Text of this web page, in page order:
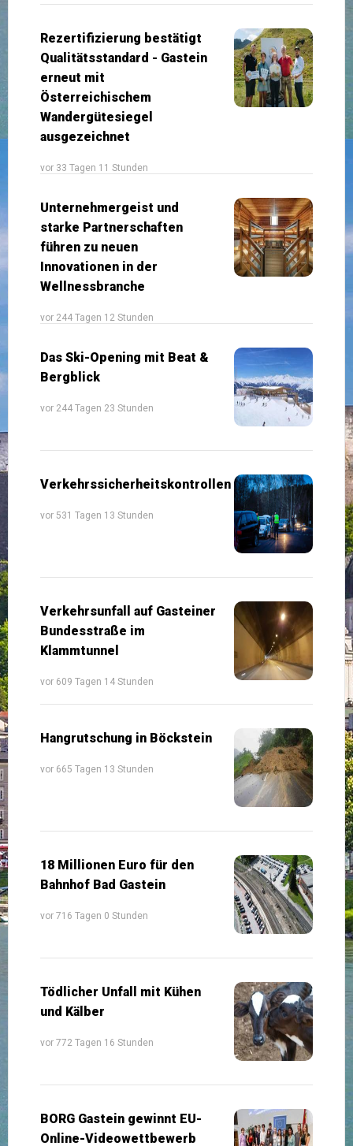
Rezertifizierung bestätigt
Qualitätsstandard - Gastein
erneut mit
Österreichischem
Wandergütesiegel
ausgezeichnet
vor 33 Tagen 11 Stunden
Unternehmergeist und
starke Partnerschaften
führen zu neuen
Innovationen in der
Wellnessbranche
vor 244 Tagen 12 Stunden
Das Ski-Opening mit Beat &
Bergblick
vor 244 Tagen 23 Stunden
Verkehrssicherheitskontrollen
vor 531 Tagen 13 Stunden
Verkehrsunfall auf Gasteiner
Bundesstraße im
Klammtunnel
vor 609 Tagen 14 Stunden
Hangrutschung in Böckstein
vor 665 Tagen 13 Stunden
18 Millionen Euro für den
Bahnhof Bad Gastein
vor 716 Tagen 0 Stunden
Tödlicher Unfall mit Kühen
und Kälber
vor 772 Tagen 16 Stunden
BORG Gastein gewinnt EU-
Online-Videowettbewerb